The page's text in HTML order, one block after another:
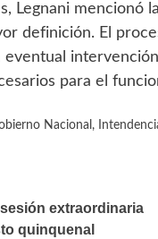
Legnani mencionó
definición. El
eventual
para el
Nacional ,
extraordinaria
quinquenal